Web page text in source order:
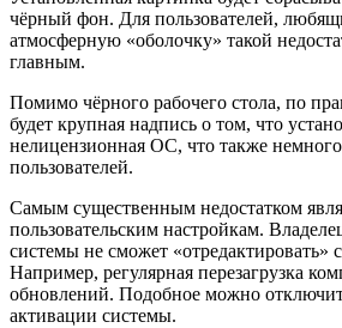
чёрный фон. Для пользователей,
атмосферную «оболочку» такой
главным.
Помимо чёрного рабочего стола, по
будет крупная надпись о том, что
нелицензионная ОС, что также немного
пользователей.
Самым существенным недостатком
пользовательским настройкам.
системы не сможет «отредактировать»
Например, регулярная перезагрузка
обновлений. Подобное можно
активации системы.